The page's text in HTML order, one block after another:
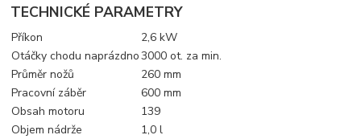
TECHNICKÉ PARAMETRY
Příkon
2,6 kW
Otáčky chodu naprázdno3000 ot. za min.
Průměr nožů
260 mm
Pracovní záběr
600 mm
Obsah motoru
139
Objem nádrže
1,0 l